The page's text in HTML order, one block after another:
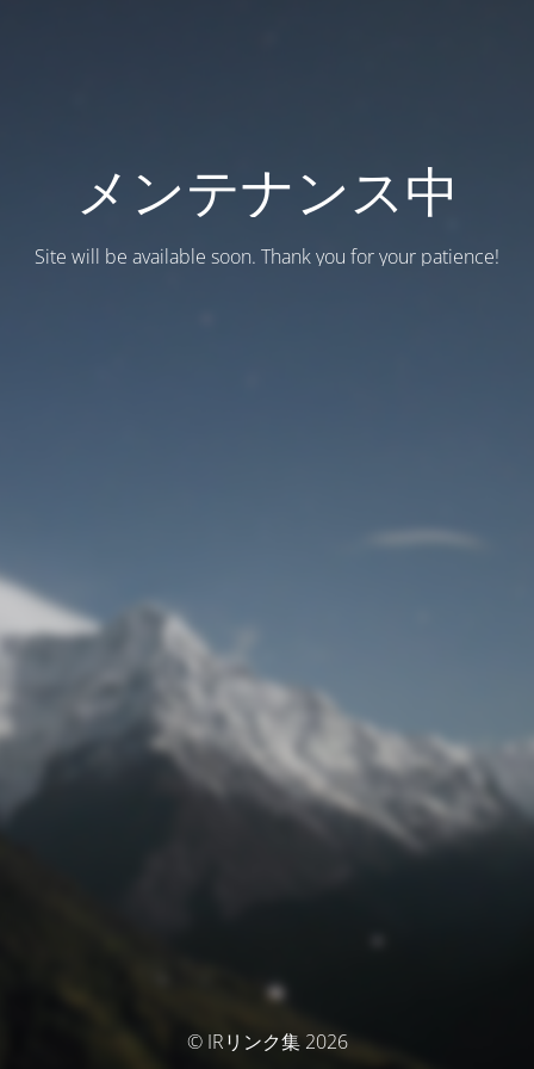
メンテナンス中
Site will be available soon. Thank you for your patience!
© IRリンク集 2026